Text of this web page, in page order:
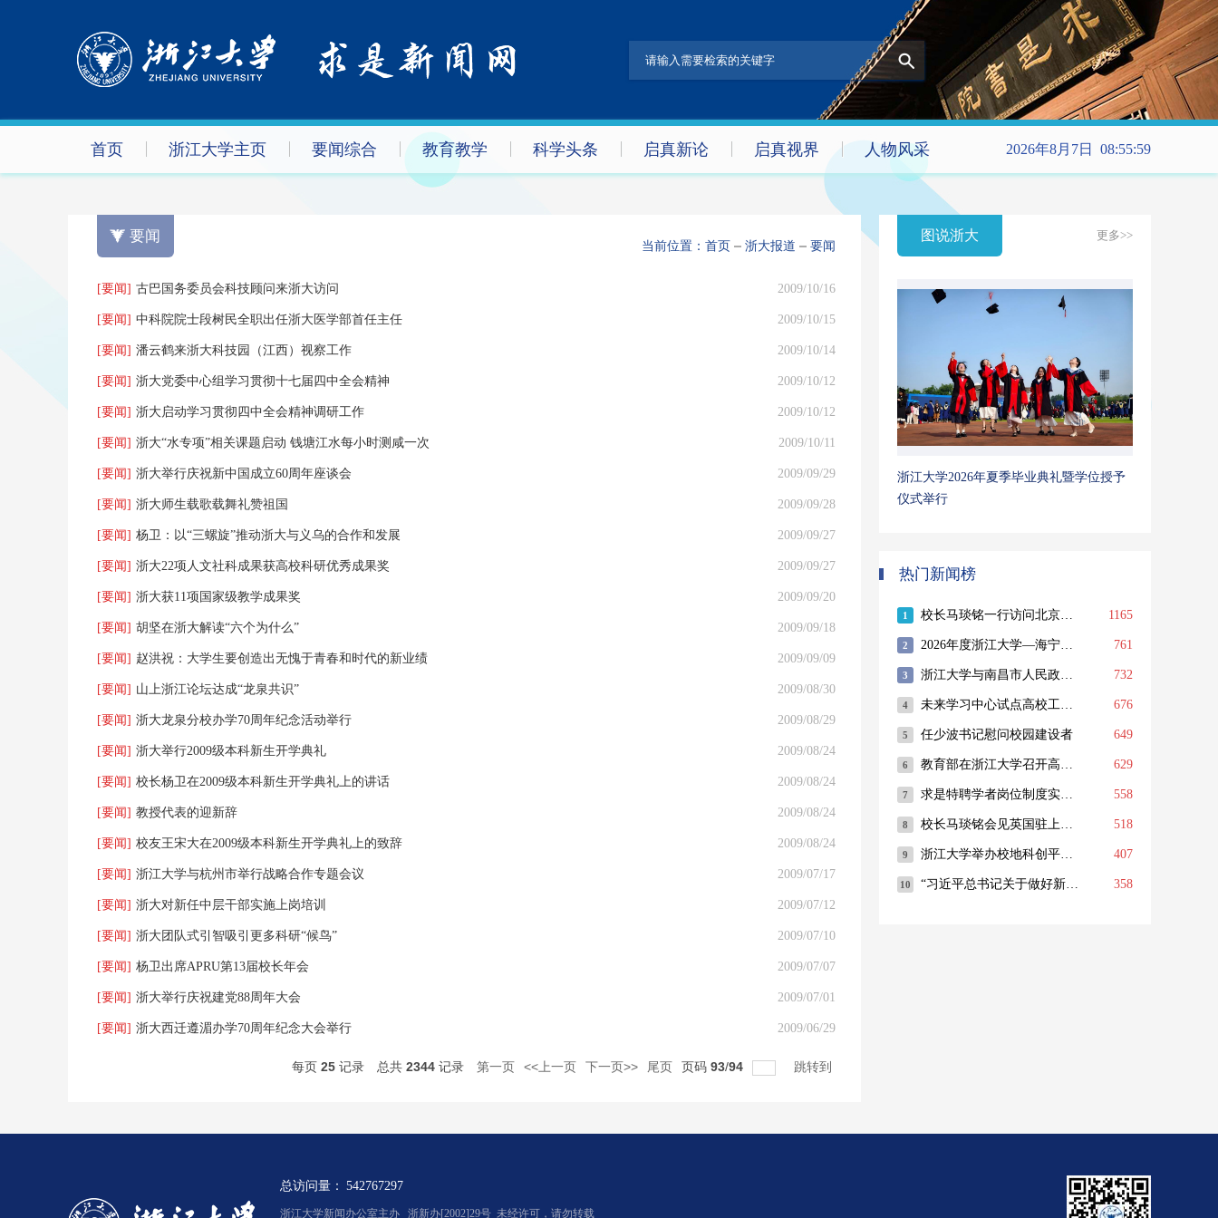
首页 浙江大学主页 要闻综合 教育教学 科学头条 启真新论 启真视界 人物风采 2026年8月7日 08:55:59
要闻
当前位置： 首页 浙大报道 要闻
[要闻] 古巴国务委员会科技顾问来浙大访问 2009/10/16
[要闻] 中科院院士段树民全职出任浙大医学部首任主任 2009/10/15
[要闻] 潘云鹤来浙大科技园（江西）视察工作 2009/10/14
[要闻] 浙大党委中心组学习贯彻十七届四中全会精神 2009/10/12
[要闻] 浙大启动学习贯彻四中全会精神调研工作 2009/10/12
[要闻] 浙大“水专项”相关课题启动 钱塘江水每小时测咸一次 2009/10/11
[要闻] 浙大举行庆祝新中国成立60周年座谈会 2009/09/29
[要闻] 浙大师生载歌载舞礼赞祖国 2009/09/28
[要闻] 杨卫：以“三螺旋”推动浙大与义乌的合作和发展 2009/09/27
[要闻] 浙大22项人文社科成果获高校科研优秀成果奖 2009/09/27
[要闻] 浙大获11项国家级教学成果奖 2009/09/20
[要闻] 胡坚在浙大解读“六个为什么” 2009/09/18
[要闻] 赵洪祝：大学生要创造出无愧于青春和时代的新业绩 2009/09/09
[要闻] 山上浙江论坛达成“龙泉共识” 2009/08/30
[要闻] 浙大龙泉分校办学70周年纪念活动举行 2009/08/29
[要闻] 浙大举行2009级本科新生开学典礼 2009/08/24
[要闻] 校长杨卫在2009级本科新生开学典礼上的讲话 2009/08/24
[要闻] 教授代表的迎新辞 2009/08/24
[要闻] 校友王宋大在2009级本科新生开学典礼上的致辞 2009/08/24
[要闻] 浙江大学与杭州市举行战略合作专题会议 2009/07/17
[要闻] 浙大对新任中层干部实施上岗培训 2009/07/12
[要闻] 浙大团队式引智吸引更多科研“候鸟” 2009/07/10
[要闻] 杨卫出席APRU第13届校长年会 2009/07/07
[要闻] 浙大举行庆祝建党88周年大会 2009/07/01
[要闻] 浙大西迁遵湄办学70周年纪念大会举行 2009/06/29
每页 25记录 总共 2344记录 第一页 <<上一页 下一页>> 尾页 页码 93/94 跳转到
图说浙大 更多>>
浙江大学2026年夏季毕业典礼暨学位授予
仪式举行
热门新闻榜
总访问量： 542767297
浙江大学新闻办公室主办 浙新办[2002]29号 未经许可，请勿转载